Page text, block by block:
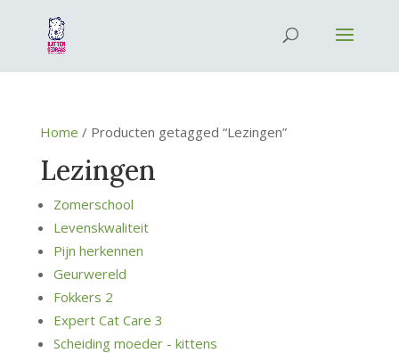
Home / Producten getagged “Lezingen”
Lezingen
Zomerschool
Levenskwaliteit
Pijn herkennen
Geurwereld
Fokkers 2
Expert Cat Care 3
Scheiding moeder - kittens